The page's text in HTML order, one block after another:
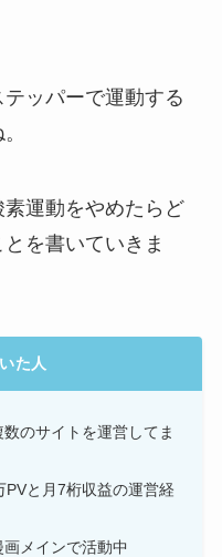
ッパーで運動する
運動をやめたらど
を書いていきま
た人
のサイトを運営してま
PVと月7桁収益の運営経
メインで活動中